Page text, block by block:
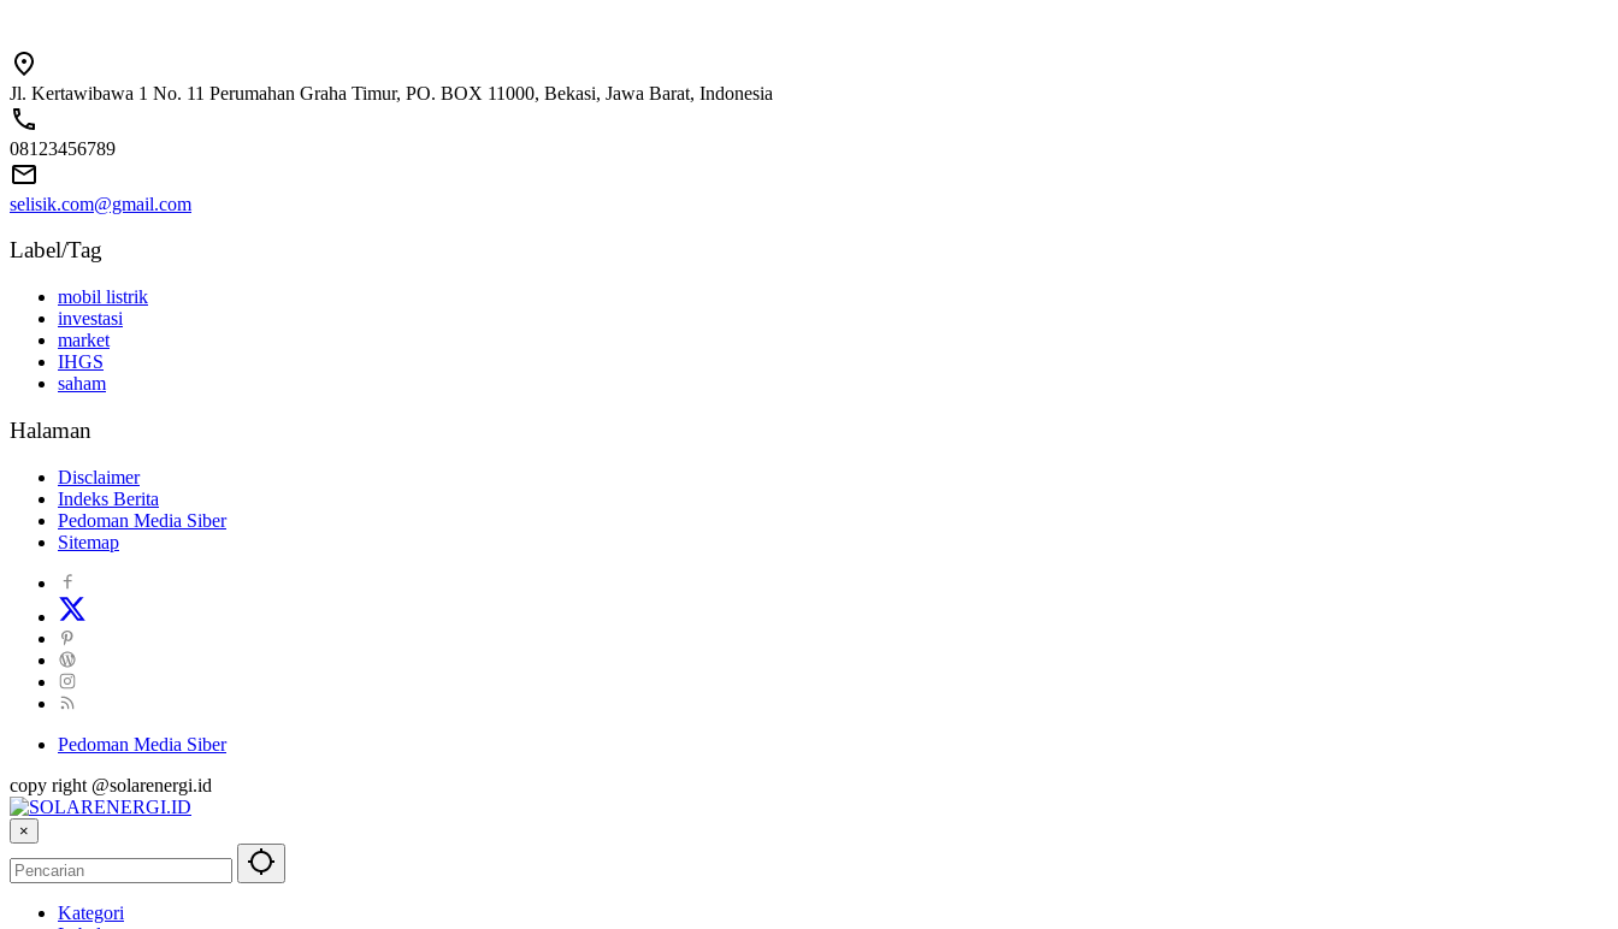
Jl. Kertawibawa 1 No. 11 Perumahan Graha Timur, PO. BOX 11000, Bekasi, Jawa Barat, Indonesia
08123456789
selisik.com@gmail.com
Label/Tag
mobil listrik
investasi
market
IHGS
saham
Halaman
Disclaimer
Indeks Berita
Pedoman Media Siber
Sitemap
Pedoman Media Siber
copy right @solarenergi.id
×
Kategori